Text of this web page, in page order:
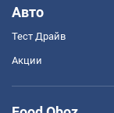
Авто
Тест Драйв
Акции